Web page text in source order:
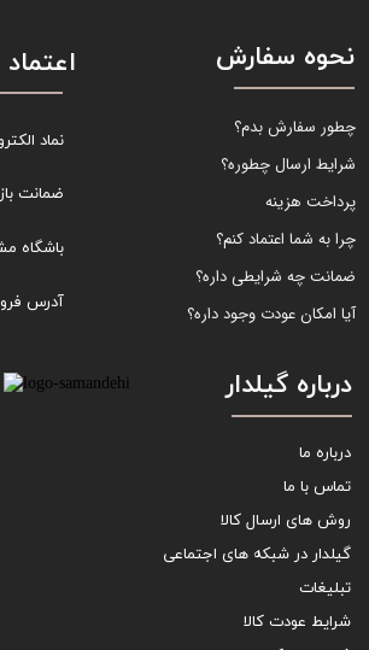
نحوه سفارش
چطور سفارش بدم؟
شرایط ارسال چطوره؟
پرداخت هزینه
چرا به شما اعتماد کنم؟
ضمانت چه شرایطی داره؟
آیا امکان عودت وجود داره؟
اعتماد
نماد
ضمانت
باشگاه
آدرس
درباره گیلدار
درباره ما
تماس با ما
روش های ارسال کالا
گیلدار در شبکه های اجتماعی
تبلیغات
شرایط عودت کالا